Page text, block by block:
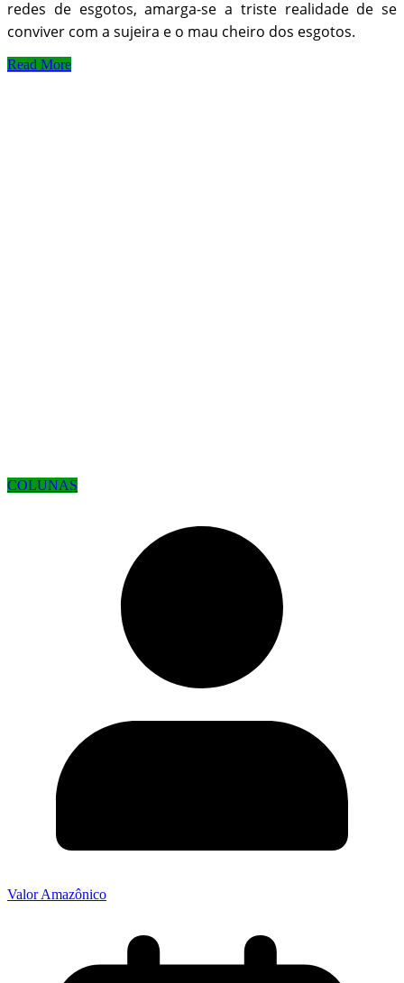
redes de esgotos, amarga-se a triste realidade de se
conviver com a sujeira e o mau cheiro dos esgotos.
Read More
COLUNAS
Valor Amazônico